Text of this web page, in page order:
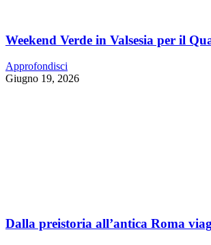
Weekend Verde in Valsesia per il
Approfondisci
Giugno 19, 2026
Dalla preistoria all’antica Roma